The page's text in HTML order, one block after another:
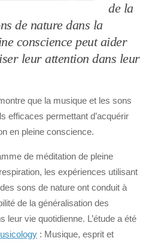
de la
de nature dans la
conscience peut aider
leur attention dans leur
que la musique et les sons
efficaces permettant d’acquérir
en pleine conscience.
de méditation de pleine
les expériences utilisant
sons de nature ont conduit à
de la généralisation des
leur vie quotidienne. L’étude a été
: Musique, esprit et